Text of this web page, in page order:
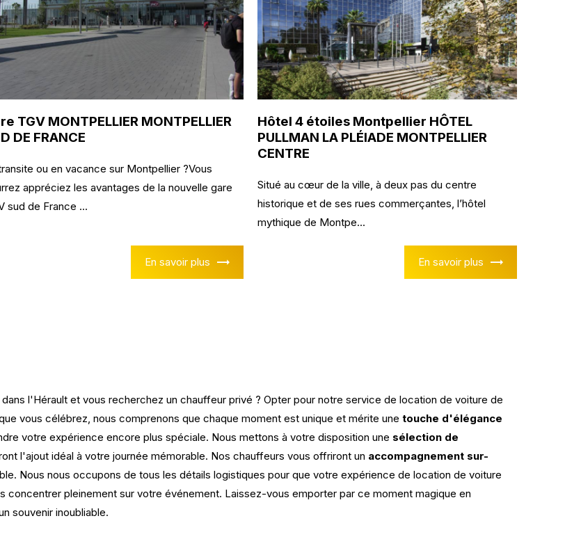
TGV MONTPELLIER MONTPELLIER
DE FRANCE
ou en vacance sur Montpellier ?Vous
appréciez les avantages de la nouvelle gare
sud de France ...
En savoir plus
Hôtel 4 étoiles Montpellier HÔTEL
PULLMAN LA PLÉIADE MONTPELLIER
CENTRE
Situé au cœur de la ville, à deux pas du centre
historique et de ses rues commerçantes, l’hôtel
mythique de Montpe...
En savoir plus
l'Hérault et vous recherchez un chauffeur privé ? Opter pour notre service de location de voiture de
vous célébrez, nous comprenons que chaque moment est unique et mérite une touche d'élégance
votre expérience encore plus spéciale. Nous mettons à votre disposition une sélection de
l'ajout idéal à votre journée mémorable. Nos chauffeurs vous offriront un accompagnement sur-
Nous nous occupons de tous les détails logistiques pour que votre expérience de location de voiture
concentrer pleinement sur votre événement. Laissez-vous emporter par ce moment magique en
souvenir inoubliable.